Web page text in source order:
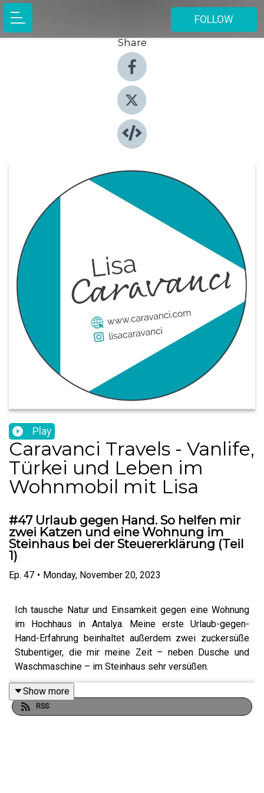
FOLLOW
Share
Play
Caravanci Travels - Vanlife,
Türkei und Leben im
Wohnmobil mit Lisa
#47 Urlaub gegen Hand. So helfen mir
zwei Katzen und eine Wohnung im
Steinhaus bei der Steuererklärung (Teil
1)
Ep. 47 • Monday, November 20, 2023
Ich tausche Natur und Einsamkeit gegen eine Wohnung
im Hochhaus in Antalya. Meine erste Urlaub-gegen-
Hand-Erfahrung beinhaltet außerdem zwei zuckersüße
Stubentiger, die mir meine Zeit – neben Dusche und
Waschmaschine – im Steinhaus sehr versüßen.
***
Show more
RSS